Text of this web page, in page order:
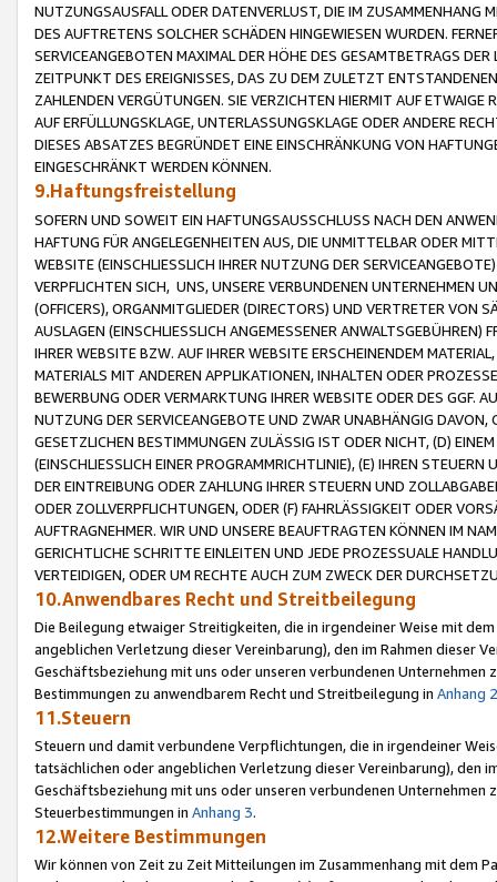
NUTZUNGSAUSFALL ODER DATENVERLUST, DIE IM ZUSAMMENHANG
DES AUFTRETENS SOLCHER SCHÄDEN HINGEWIESEN WURDEN.
SERVICEANGEBOTEN MAXIMAL DER HÖHE DES GESAMTBETRAGS
ZEITPUNKT DES EREIGNISSES, DAS ZU DEM ZULETZT
ZAHLENDEN VERGÜTUNGEN. SIE VERZICHTEN HIERMIT AUF
AUF ERFÜLLUNGSKLAGE, UNTERLASSUNGSKLAGE ODER ANDERE
DIESES ABSATZES BEGRÜNDET EINE EINSCHRÄNKUNG VON
EINGESCHRÄNKT WERDEN KÖNNEN.
9.Haftungsfreistellung
SOFERN UND SOWEIT EIN HAFTUNGSAUSSCHLUSS NACH DEN
HAFTUNG FÜR ANGELEGENHEITEN AUS, DIE UNMITTELBAR ODER
WEBSITE (EINSCHLIESSLICH IHRER NUTZUNG DER
VERPFLICHTEN SICH, UNS, UNSERE VERBUNDENEN UNTERNEHMEN
(OFFICERS), ORGANMITGLIEDER (DIRECTORS) UND VERTRETER VON
AUSLAGEN (EINSCHLIESSLICH ANGEMESSENER
IHRER WEBSITE BZW. AUF IHRER WEBSITE ERSCHEINENDEM
MATERIALS MIT ANDEREN APPLIKATIONEN, INHALTEN ODER
BEWERBUNG ODER VERMARKTUNG IHRER WEBSITE ODER DES GGF.
NUTZUNG DER SERVICEANGEBOTE UND ZWAR UNABHÄNGIG
GESETZLICHEN BESTIMMUNGEN ZULÄSSIG IST ODER NICHT, (D)
(EINSCHLIESSLICH EINER PROGRAMMRICHTLINIE), (E) IHREN
DER EINTREIBUNG ODER ZAHLUNG IHRER STEUERN UND
ODER ZOLLVERPFLICHTUNGEN, ODER (F) FAHRLÄSSIGKEIT ODER
AUFTRAGNEHMER. WIR UND UNSERE BEAUFTRAGTEN KÖNNEN IM
GERICHTLICHE SCHRITTE EINLEITEN UND JEDE PROZESSUALE
VERTEIDIGEN, ODER UM RECHTE AUCH ZUM ZWECK DER
10.Anwendbares Recht und Streitbeilegung
Die Beilegung etwaiger Streitigkeiten, die in irgendeiner Weise mit
angeblichen Verletzung dieser Vereinbarung), den im Rahmen dieser
Geschäftsbeziehung mit uns oder unseren verbundenen
Bestimmungen zu anwendbarem Recht und Streitbeilegung in Anhang 2
11.Steuern
Steuern und damit verbundene Verpflichtungen, die in irgendeiner
tatsächlichen oder angeblichen Verletzung dieser Vereinbarung), den
Geschäftsbeziehung mit uns oder unseren verbundenen
Steuerbestimmungen in Anhang 3.
12.Weitere Bestimmungen
Wir können von Zeit zu Zeit Mitteilungen im Zusammenhang mit dem